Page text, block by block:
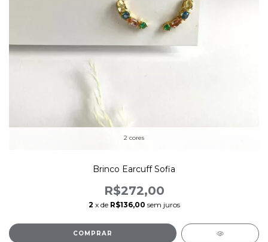
2 cores
Brinco Earcuff Sofia
R$272,00
2 x de R$136,00 sem juros
COMPRAR